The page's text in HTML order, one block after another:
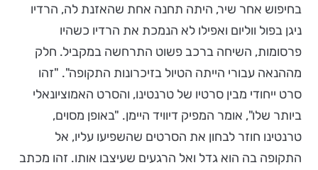
בחיפוש אחר שיר, היתה תחנה אחת שהאזנת לה, הרדיו
ניגן בפול ווליום ואפילו לא הנמכת את הרדיו כשהיו
פרסומות, השיחה ברכב פשוט התרחשה במקביל. חלק
מההנאה עבורי הייתה הטיול בזיכרונות התקופה". "זהו
סרט ייחודי מבין סרטיו של טרנטינו, והסרט האמוציונאלי
ביותר שלו", אומר המפיק דיוויד היימן. "באופן מסוים,
טרנטינו חוזר לבחון את הסרטים שהשפיעו עליו, אל
התקופה בה הוא גדל ואל הרגעים שעיצבו אותו. זהו מכתב